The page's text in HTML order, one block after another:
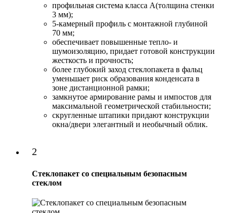
профильная система класса А(толщина стенки
3 мм);
5-камерный профиль с монтажной глубиной
70 мм;
обеспечивает повышенные тепло- и
шумоизоляцию, придает готовой конструкции
жесткость и прочность;
более глубокий заход стеклопакета в фальц
уменьшает риск образования конденсата в
зоне дистанционной рамки;
замкнутое армирование рамы и импостов для
максимальной геометрической стабильности;
скругленные штапики придают конструкции
окна/двери элегантный и необычный облик.
2
Стеклопакет со специальным безопасным
стеклом